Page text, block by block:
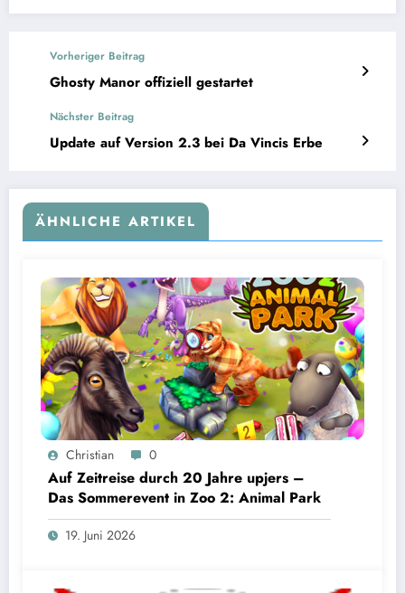
Vorheriger Beitrag
Ghosty Manor offiziell gestartet
Nächster Beitrag
Update auf Version 2.3 bei Da Vincis Erbe
ÄHNLICHE ARTIKEL
Christian 0
Auf Zeitreise durch 20 Jahre upjers –
Das Sommerevent in Zoo 2: Animal Park
19. Juni 2026